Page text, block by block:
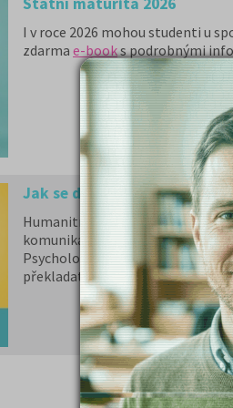
I v roce 2026 mohou studenti u
zdarma e-books podrobnými
Jak se dostat na humanitní
Humanitní obory patří mezi
komunikaci.
Psychologii, filozofii, logiku,
překladatelství a tlumočnictví,
obory jsou dále v nabídce na 9
téměř na všech veřejných
Učitelské,ekonomicky
Chystáte se na humanitní
Stáhněte si zdarma e-book s